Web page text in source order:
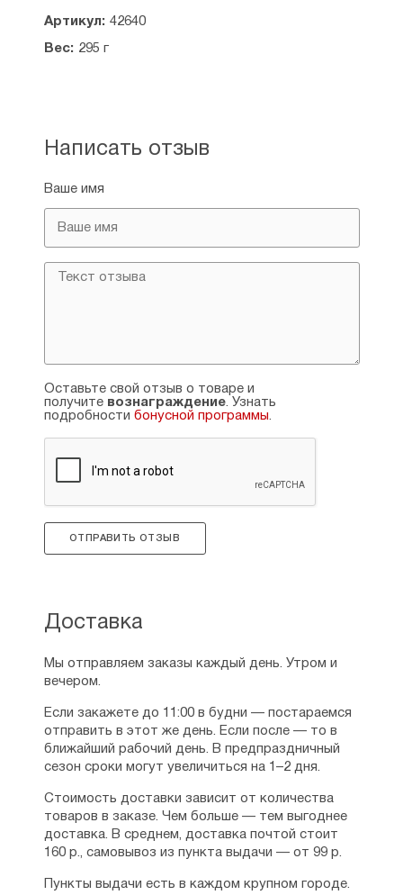
Артикул: 42640
Вес: 295 г
Написать отзыв
Ваше имя
Оставьте свой отзыв о товаре и
получите вознаграждение. Узнать
подробности бонусной программы.
ОТПРАВИТЬ ОТЗЫВ
Доставка
Мы отправляем заказы каждый день. Утром и
вечером.
Если закажете до 11:00 в будни — постараемся
отправить в этот же день. Если после — то в
ближайший рабочий день. В предпраздничный
сезон сроки могут увеличиться на 1–2 дня.
Стоимость доставки зависит от количества
товаров в заказе. Чем больше — тем выгоднее
доставка. В среднем, доставка почтой стоит
160 р., самовывоз из пункта выдачи — от 99 р.
Пункты выдачи есть в каждом крупном городе.